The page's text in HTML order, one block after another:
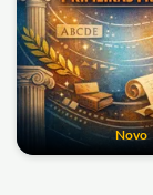
Novo